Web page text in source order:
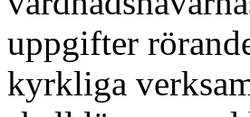
uppgifter
kyrkliga